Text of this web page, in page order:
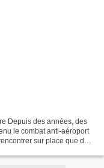
Depuis des années, des
le combat anti-aéroport
sur place que des